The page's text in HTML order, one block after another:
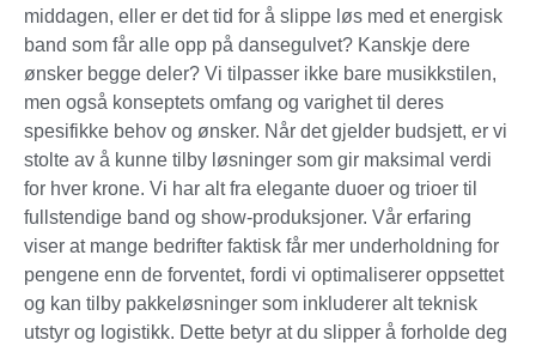
middagen, eller er det tid for å slippe løs med et energisk
band som får alle opp på dansegulvet? Kanskje dere
ønsker begge deler? Vi tilpasser ikke bare musikkstilen,
men også konseptets omfang og varighet til deres
spesifikke behov og ønsker. Når det gjelder budsjett, er vi
stolte av å kunne tilby løsninger som gir maksimal verdi
for hver krone. Vi har alt fra elegante duoer og trioer til
fullstendige band og show-produksjoner. Vår erfaring
viser at mange bedrifter faktisk får mer underholdning for
pengene enn de forventet, fordi vi optimaliserer oppsettet
og kan tilby pakkeløsninger som inkluderer alt teknisk
utstyr og logistikk. Dette betyr at du slipper å forholde deg